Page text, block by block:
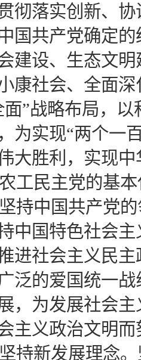
彻落实创新、
国共产党确定
建设、生态文
康社会、全面
面”战略布局，
为实现“两个一
大胜利，实现
工民主党的基
中国共产党的
中国特色社会
进社会主义民
泛的爱国统一
，为发展社会
主义政治文明而
新发展理念。